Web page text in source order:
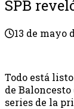
SPB
13 de mayo
Todo está
de
series de la